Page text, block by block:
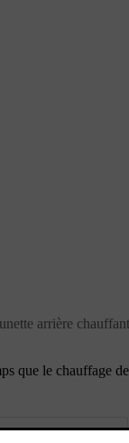
arrière
que le chauffage